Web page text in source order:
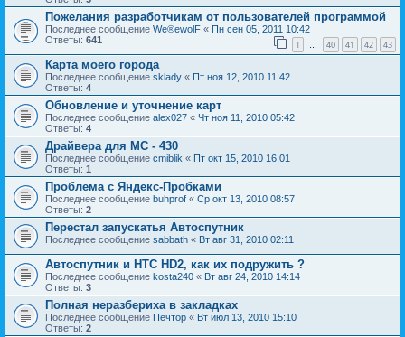
Пожелания разработчикам от пользователей программой
Последнее сообщение We®ewolF « Пн сен 05, 2011 10:42
Ответы: 641 1 … 40 41 42 43
Карта моего города
Последнее сообщение sklady « Пт ноя 12, 2010 11:42
Ответы: 4
Обновление и уточнение карт
Последнее сообщение alex027 « Чт ноя 11, 2010 05:42
Ответы: 4
Драйвера для МС - 430
Последнее сообщение cmiblik « Пт окт 15, 2010 16:01
Ответы: 1
Проблема с Яндекс-Пробками
Последнее сообщение buhprof « Ср окт 13, 2010 08:57
Ответы: 2
Перестал запускатья Автоспутник
Последнее сообщение sabbath « Вт авг 31, 2010 02:11
Автоспутник и HTC HD2, как их подружить ?
Последнее сообщение kosta240 « Вт авг 24, 2010 14:14
Ответы: 3
Полная неразбериха в закладках
Последнее сообщение Печтор « Вт июл 13, 2010 15:10
Ответы: 2